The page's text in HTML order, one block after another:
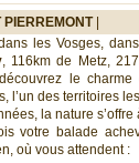
PIERREMONT|
les Vosges,
, 116km de Metz,
le
l’un des territoires
la nature s’offre
votre balade
où vous attendent :